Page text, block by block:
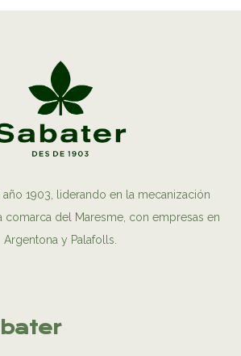
año 1903, liderando en la mecanización
comarca del Maresme, con empresas en
Argentona y Palafolls.